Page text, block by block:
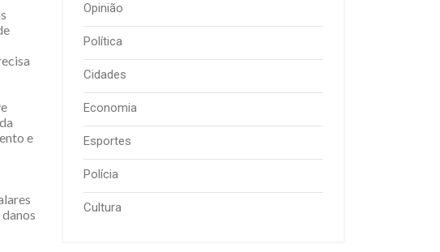
e
Opinião
Política
Cidades
Economia
Esportes
Polícia
Cultura